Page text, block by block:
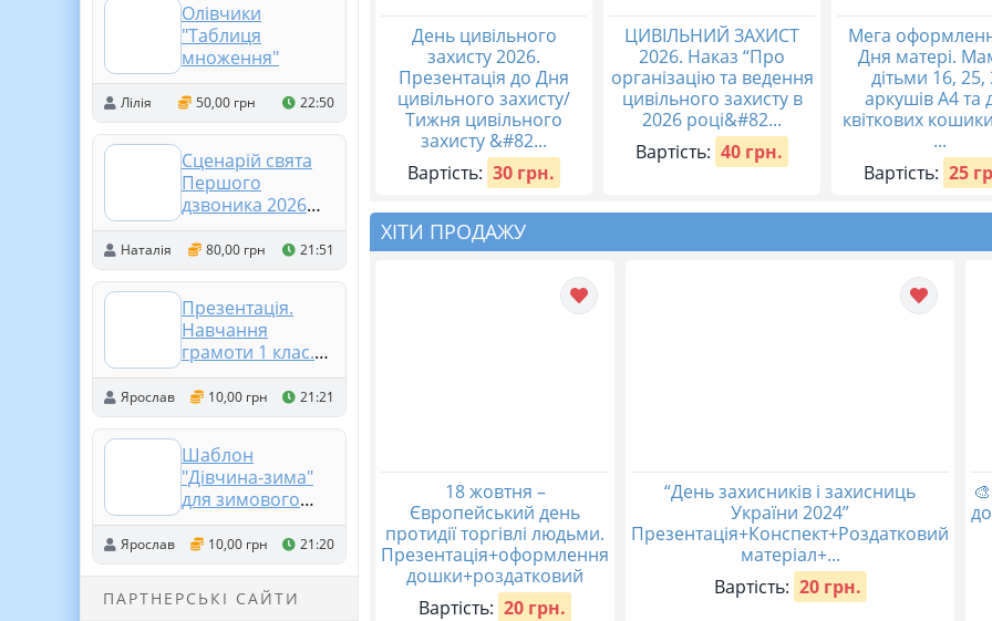
Олівчики
"Таблиця
множення"
Лілія 50,00 грн 22:50
Сценарій свята
Першого
дзвоника 2026
«Ми на світлій
хвилі. Пароль до
шкільної мережі»
Наталія 80,00 грн 21:51
Презентація.
Навчання
грамоти 1 клас.
Мовні ігри
Ярослав 10,00 грн 21:21
Шаблон
"Дівчина-зима"
для зимового
оформлення
класу
Ярослав 10,00 грн 21:20
ПАРТНЕРСЬКІ САЙТИ
День цивільного
захисту 2026.
Презентація до Дня
цивільного захисту/
Тижня цивільного
захисту &#82...
Вартість: 30 грн.
ЦИВІЛЬНИЙ ЗАХИСТ
2026. Наказ “Про
організацію та ведення
цивільного захисту в
2026 році&#82...
Вартість: 40 грн.
Мега
Дня матері.
дітьми 16, 25,
аркушів А4 та
квіткових
...
Вартість: 25
ХІТИ ПРОДАЖУ
18 жовтня –
Європейський день
протидії торгівлі людьми.
Презентація+оформлення
дошки+роздатковий
Вартість: 20 грн.
“День захисників і захисниць
України 2024”
Презентація+Конспект+Роздатковий
матеріал+...
Вартість: 20 грн.